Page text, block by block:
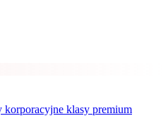
korporacyjne klasy premium